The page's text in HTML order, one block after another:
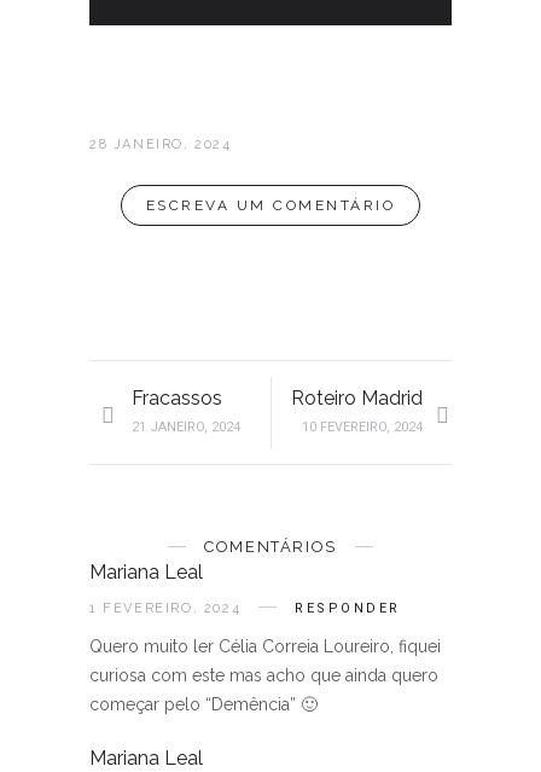
28 JANEIRO, 2024
ESCREVA UM COMENTÁRIO
Fracassos
21 JANEIRO, 2024
Roteiro Madrid
10 FEVEREIRO, 2024
COMENTÁRIOS
Mariana Leal
1 FEVEREIRO, 2024 RESPONDER
Quero muito ler Célia Correia Loureiro, fiquei
curiosa com este mas acho que ainda quero
começar pelo “Demência” 🙂
Mariana Leal